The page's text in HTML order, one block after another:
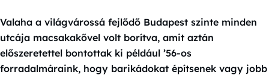
Valaha a világvárossá fejlődő Budapest szinte minden
utcája macsakakővel volt borítva, amit aztán
előszeretettel bontottak ki például ’56-os
forradalmáraink, hogy barikádokat építsenek vagy jobb